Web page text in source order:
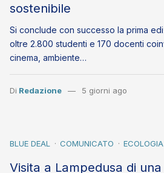
sostenibile
Si conclude con successo la prima
oltre 2.800 studenti e 170 docenti
cinema, ambiente…
Di Redazione 5 giorni ago
BLUE DEAL COMUNICATO ECOLOGIA
Visita a Lampedusa di